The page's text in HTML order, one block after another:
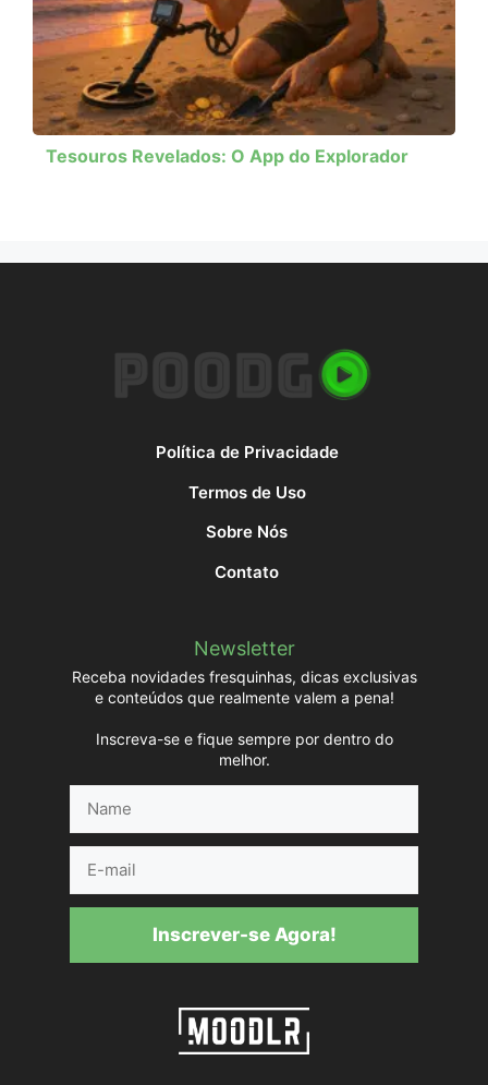
Tesouros Revelados: O App do Explorador
Política de Privacidade
Termos de Uso
Sobre Nós
Contato
Newsletter
Receba novidades fresquinhas, dicas exclusivas
e conteúdos que realmente valem a pena!
Inscreva-se e fique sempre por dentro do
melhor.
mail
Inscrever-se Agora!